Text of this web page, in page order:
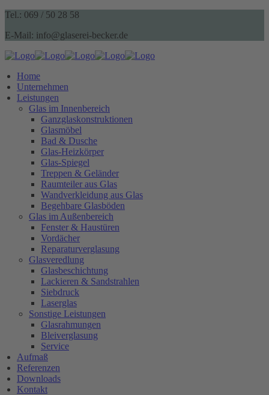
Tel.: 069 / 50 28 58
E-Mail: info@glaserei-becker.de
Home
Unternehmen
Leistungen
Glas im Innenbereich
Ganzglaskonstruktionen
Glasmöbel
Bad & Dusche
Glas-Heizkörper
Glas-Spiegel
Treppen & Geländer
Raumteiler aus Glas
Wandverkleidung aus Glas
Begehbare Glasböden
Glas im Außenbereich
Fenster & Haustüren
Vordächer
Reparaturverglasung
Glasveredlung
Glasbeschichtung
Lackieren & Sandstrahlen
Siebdruck
Laserglas
Sonstige Leistungen
Glasrahmungen
Bleiverglasung
Service
Aufmaß
Referenzen
Downloads
Kontakt